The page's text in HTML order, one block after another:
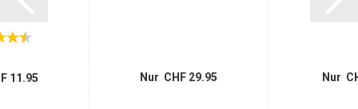
11.95 Nur CHF 29.95 Nur